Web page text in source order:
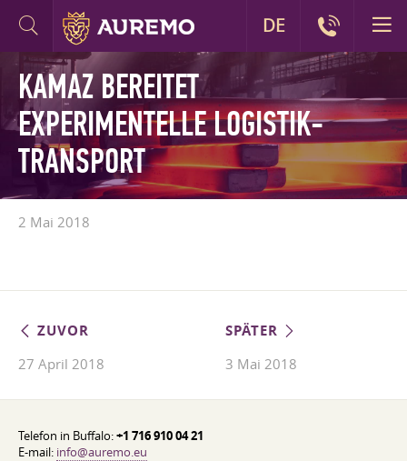
KAMAZ BEREITET
EXPERIMENTELLE LOGISTIK-
TRANSPORT
2 Mai 2018
ZUVOR
27 April 2018
SPÄTER
3 Mai 2018
Telefon in Buffalo:+1 716 910 04 21
E-mail: info@auremo.eu
DE